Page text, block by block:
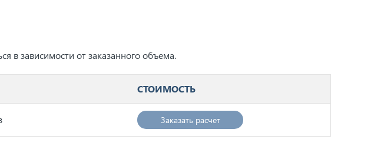
в зависимости от заказанного объема.
СТОИМОСТЬ
Заказать расчет